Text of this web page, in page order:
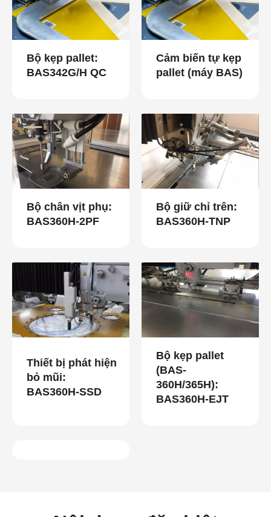
Bộ kẹp pallet:
BAS342G/H QC
Cảm biến tự kẹp
pallet (máy BAS)
Bộ chân vịt phụ:
BAS360H-2PF
Bộ giữ chỉ trên:
BAS360H-TNP
Thiết bị phát hiện
bỏ mũi:
BAS360H-SSD
Bộ kẹp pallet
(BAS-
360H/365H):
BAS360H-EJT